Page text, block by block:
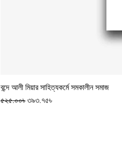
বন্দে আলী মিয়ার সাহিত্যকর্মে সমকালীন সমাজ
Regular Price
৫২৫.০০৳ Sale Price
৩৯৩.৭৫৳